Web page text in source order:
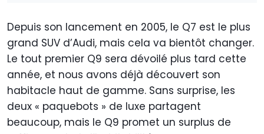
Depuis son lancement en 2005, le Q7 est le plus
grand SUV d’Audi, mais cela va bientôt changer.
Le tout premier Q9 sera dévoilé plus tard cette
année, et nous avons déjà découvert son
habitacle haut de gamme. Sans surprise, les
deux « paquebots » de luxe partagent
beaucoup, mais le Q9 promet un surplus de